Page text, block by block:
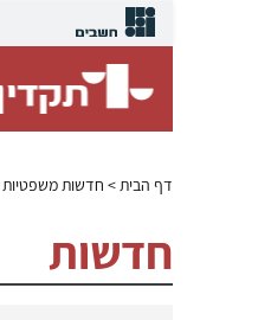
דף הבית> חדשות משפטיות
חדשות